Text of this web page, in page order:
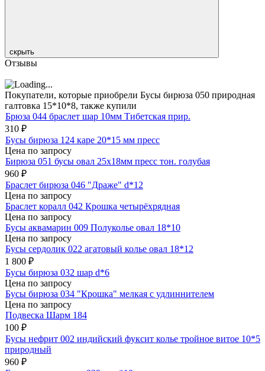
скрыть
Отзывы
Покупатели, которые приобрели Бусы бирюза 050 природная
галтовка 15*10*8, также купили
Брюза 044 браслет шар 10мм Тибетская прир.
310 ₽
Бусы бирюза 124 каре 20*15 мм пресс
Цена по запросу
Бирюза 051 бусы овал 25х18мм пресс тон. голубая
960 ₽
Браслет бирюза 046 "Драже" d*12
Цена по запросу
Браслет коралл 042 Крошка четырёхрядная
Цена по запросу
Бусы аквамарин 009 Полуколье овал 18*10
Цена по запросу
Бусы сердолик 022 агатовый колье овал 18*12
1 800 ₽
Бусы бирюза 032 шар d*6
Цена по запросу
Бусы бирюза 034 "Крошка" мелкая с удлиннителем
Цена по запросу
Подвеска Шарм 184
100 ₽
Бусы нефрит 002 индийский фуксит колье тройное витое 10*5
природный
960 ₽